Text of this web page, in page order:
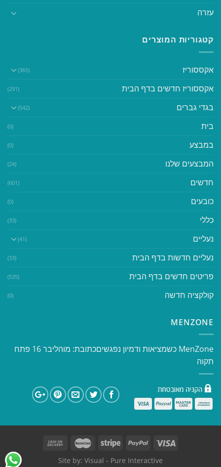
עזרה
קטגוריות המוצרים
אקססוריז (365)
אקססוריז חדשים בדף הבית (291)
בגדי גברים (542)
בית (0)
במבצע (0)
המבצעים שלנו (24)
חדשים (601)
כובעים (0)
כללי (33)
נעליים (41)
נעליים חדשות בדף הבית (33)
פריטים חדשים בדף הבית (535)
קולקציה חדשה (0)
MENZONE
​​MenZone כשמציאות ודמיון נפגשים​ כתובת: מוהליבר 16 פתח
תקוה
Site by: Visual - Pure Interactive